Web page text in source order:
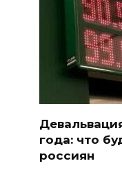
года: что
россиян